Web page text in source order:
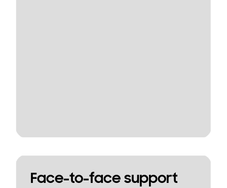
Face-to-face support